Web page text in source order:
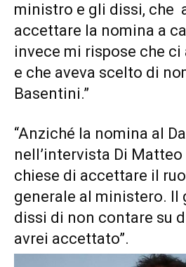
ministro e gli dissi, che
accettare la nomina a
invece mi rispose che
e che aveva scelto di
Basentini.”
“Anziché la nomina al
nell’intervista Di
chiese di accettare il
generale al ministero. Il
dissi di non contare su
avrei accettato”.